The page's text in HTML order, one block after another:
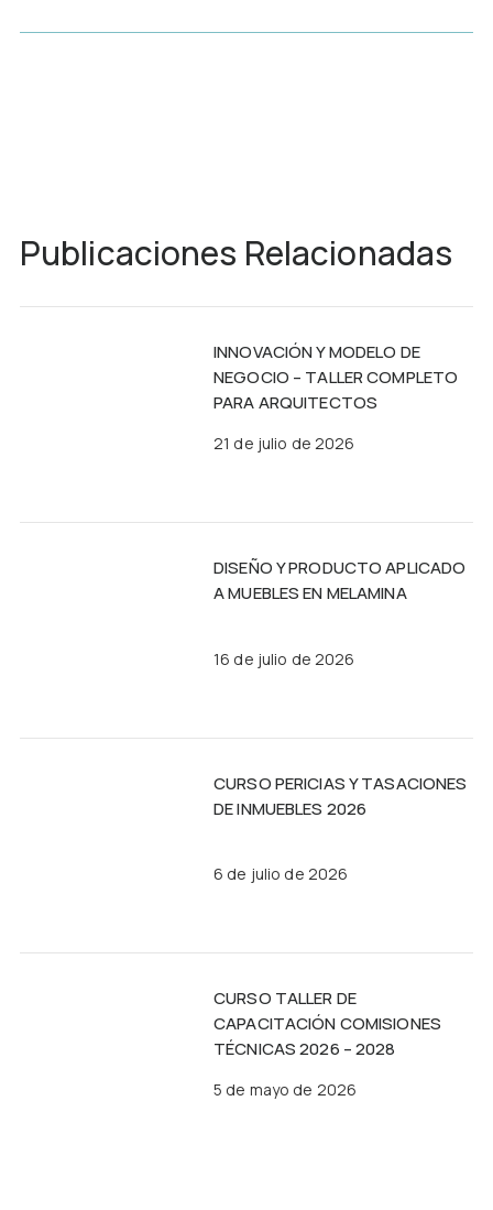
Publicaciones Relacionadas
INNOVACIÓN Y MODELO DE
NEGOCIO – TALLER COMPLETO
PARA ARQUITECTOS
21 de julio de 2026
DISEÑO Y PRODUCTO APLICADO
A MUEBLES EN MELAMINA
16 de julio de 2026
CURSO PERICIAS Y TASACIONES
DE INMUEBLES 2026
6 de julio de 2026
CURSO TALLER DE
CAPACITACIÓN COMISIONES
TÉCNICAS 2026 – 2028
5 de mayo de 2026